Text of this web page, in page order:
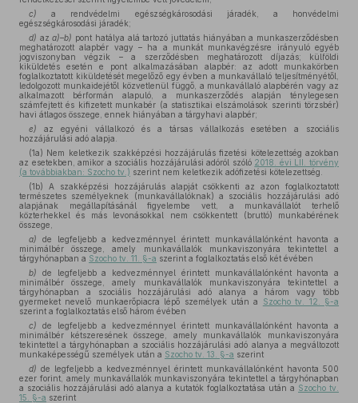
c) a rendvédelmi egészségkárosodási járadék, a honvédelmi
egészségkárosodási járadék;
d) aza)–b) pont hatálya alá tartozó juttatás hiányában a munkaszerződésben
meghatározott alapbér vagy – ha a munkát munkavégzésre irányuló egyéb
jogviszonyban végzik – a szerződésben meghatározott díjazás; külföldi
kiküldetés esetén e pont alkalmazásában alapbér: az adott munkakörben
foglalkoztatott kiküldetését megelőző egy évben a munkavállaló teljesítményétől,
ledolgozott munkaidejétől közvetlenül függő, a munkavállaló alapbérén vagy az
alkalmazott bérformán alapuló, a munkaszerződés alapján ténylegesen
számfejtett és kifizetett munkabér (a statisztikai elszámolások szerinti törzsbér)
havi átlagos összege, ennek hiányában a tárgyhavi alapbér;
e) az egyéni vállalkozó és a társas vállalkozás esetében a szociális
hozzájárulási adó alapja.
(1a) Nem keletkezik szakképzési hozzájárulás fizetési kötelezettség azokban
az esetekben, amikor a szociális hozzájárulási adóról szóló 2018. évi LII. törvény
(a továbbiakban: Szocho tv.) szerint nem keletkezik adófizetési kötelezettség.
(1b) A szakképzési hozzájárulás alapját csökkenti az azon foglalkoztatott
természetes személyeknek (munkavállalóknak) a szociális hozzájárulási adó
alapjának megállapításánál figyelembe vett, a munkavállalót terhelő
közterhekkel és más levonásokkal nem csökkentett (bruttó) munkabérének
összege,
a) de legfeljebb a kedvezménnyel érintett munkavállalónként havonta a
minimálbér összege, amely munkavállalók munkaviszonyára tekintettel a
tárgyhónapban a Szocho tv. 11. §-a szerint a foglalkoztatás első két évében
b) de legfeljebb a kedvezménnyel érintett munkavállalónként havonta a
minimálbér összege, amely munkavállalók munkaviszonyára tekintettel a
tárgyhónapban a szociális hozzájárulási adó alanya a három vagy több
gyermeket nevelő munkaerőpiacra lépő személyek után a Szocho tv. 12. §-a
szerint a foglalkoztatás első három évében
c) de legfeljebb a kedvezménnyel érintett munkavállalónként havonta a
minimálbér kétszeresének összege, amely munkavállalók munkaviszonyára
tekintettel a tárgyhónapban a szociális hozzájárulási adó alanya a megváltozott
munkaképességű személyek után a Szocho tv. 13. §-a szerint
d) de legfeljebb a kedvezménnyel érintett munkavállalónként havonta 500
ezer forint, amely munkavállalók munkaviszonyára tekintettel a tárgyhónapban
a szociális hozzájárulási adó alanya a kutatók foglalkoztatása után a Szocho tv.
15. §-a szerint